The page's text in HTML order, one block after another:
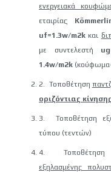
ενεργειακά
εταιρίας
uf=1.3w/m2k και
με συντελεστή
1.4w/m2k
2. Τοποθέτηση
οριζόντιας κίνησης
3. Τοποθέτηση
τύπου (τεντών)
4. Τοποθέτηση
εξηλασμένης